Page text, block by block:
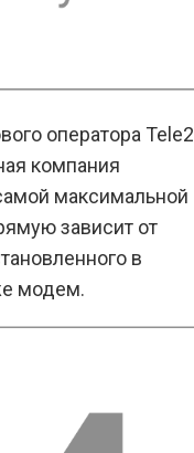
оператора Tele2
компания
максимальной
зависит от
в
модем.